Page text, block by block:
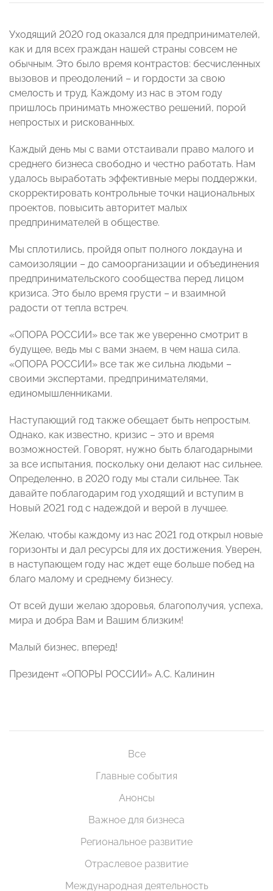
Уходящий 2020 год оказался для предпринимателей,
как и для всех граждан нашей страны совсем не
обычным. Это было время контрастов: бесчисленных
вызовов и преодолений – и гордости за свою
смелость и труд. Каждому из нас в этом году
пришлось принимать множество решений, порой
непростых и рискованных.
Каждый день мы с вами отстаивали право малого и
среднего бизнеса свободно и честно работать. Нам
удалось выработать эффективные меры поддержки,
скорректировать контрольные точки национальных
проектов, повысить авторитет малых
предпринимателей в обществе.
Мы сплотились, пройдя опыт полного локдауна и
самоизоляции – до самоорганизации и объединения
предпринимательского сообщества перед лицом
кризиса. Это было время грусти – и взаимной
радости от тепла встреч.
«ОПОРА РОССИИ» все так же уверенно смотрит в
будущее, ведь мы с вами знаем, в чем наша сила.
«ОПОРА РОССИИ» все так же сильна людьми –
своими экспертами, предпринимателями,
единомышленниками.
Наступающий год также обещает быть непростым.
Однако, как известно, кризис – это и время
возможностей. Говорят, нужно быть благодарными
за все испытания, поскольку они делают нас сильнее.
Определенно, в 2020 году мы стали сильнее. Так
давайте поблагодарим год уходящий и вступим в
Новый 2021 год с надеждой и верой в лучшее.
Желаю, чтобы каждому из нас 2021 год открыл новые
горизонты и дал ресурсы для их достижения. Уверен,
в наступающем году нас ждет еще больше побед на
благо малому и среднему бизнесу.
От всей души желаю здоровья, благополучия, успеха,
мира и добра Вам и Вашим близким!
Малый бизнес, вперед!
Президент «ОПОРЫ РОССИИ» А.С. Калинин
Все
Главные события
Анонсы
Важное для бизнеса
Региональное развитие
Отраслевое развитие
Международная деятельность